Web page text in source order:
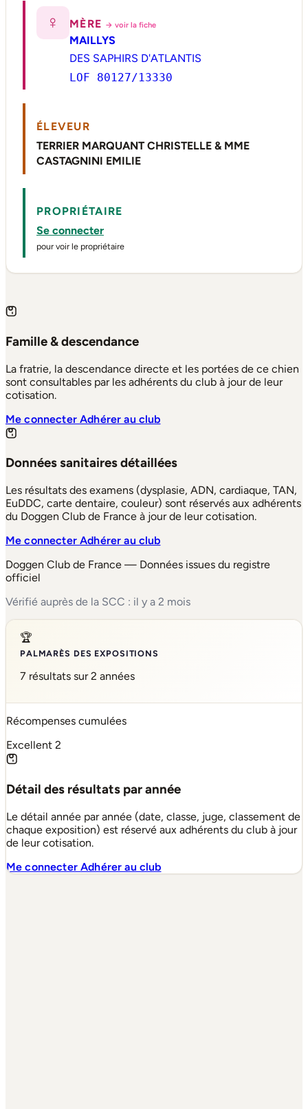
♀ MÈRE → voir la fiche
MAILLYS
DES SAPHIRS D'ATLANTIS
LOF 80127/13330
ÉLEVEUR
TERRIER MARQUANT CHRISTELLE & MME
CASTAGNINI EMILIE
PROPRIÉTAIRE
Se connecter
pour voir le propriétaire
Famille & descendance
La fratrie, la descendance directe et les portées de ce chien
sont consultables par les adhérents du club à jour de leur
cotisation.
Me connecterAdhérer au club
Données sanitaires détaillées
Les résultats des examens (dysplasie, ADN, cardiaque, TAN,
EuDDC, carte dentaire, couleur) sont réservés aux adhérents
du Doggen Club de France à jour de leur cotisation.
Me connecterAdhérer au club
Doggen Club de France — Données issues du registre
officiel
Vérifié auprès de la SCC : il y a 2 mois
🏆
PALMARÈS DES EXPOSITIONS
7 résultats sur 2 années
Récompenses cumulées
Excellent 2
Détail des résultats par année
Le détail année par année (date, classe, juge, classement de
chaque exposition) est réservé aux adhérents du club à jour
de leur cotisation.
Me connecterAdhérer au club